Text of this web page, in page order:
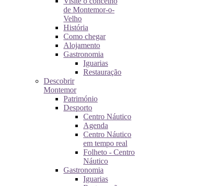
de Montemor-o-
Velho
História
Como chegar
Alojamento
Gastronomia
Iguarias
Restauração
Descobrir
Montemor
Património
Desporto
Centro Náutico
Agenda
Centro Náutico
em tempo real
Folheto - Centro
Náutico
Gastronomia
Iguarias